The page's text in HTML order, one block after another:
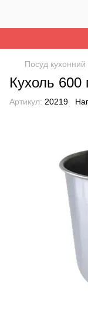
Посуд кухонний
Кухоль 600
Артикул: 20219